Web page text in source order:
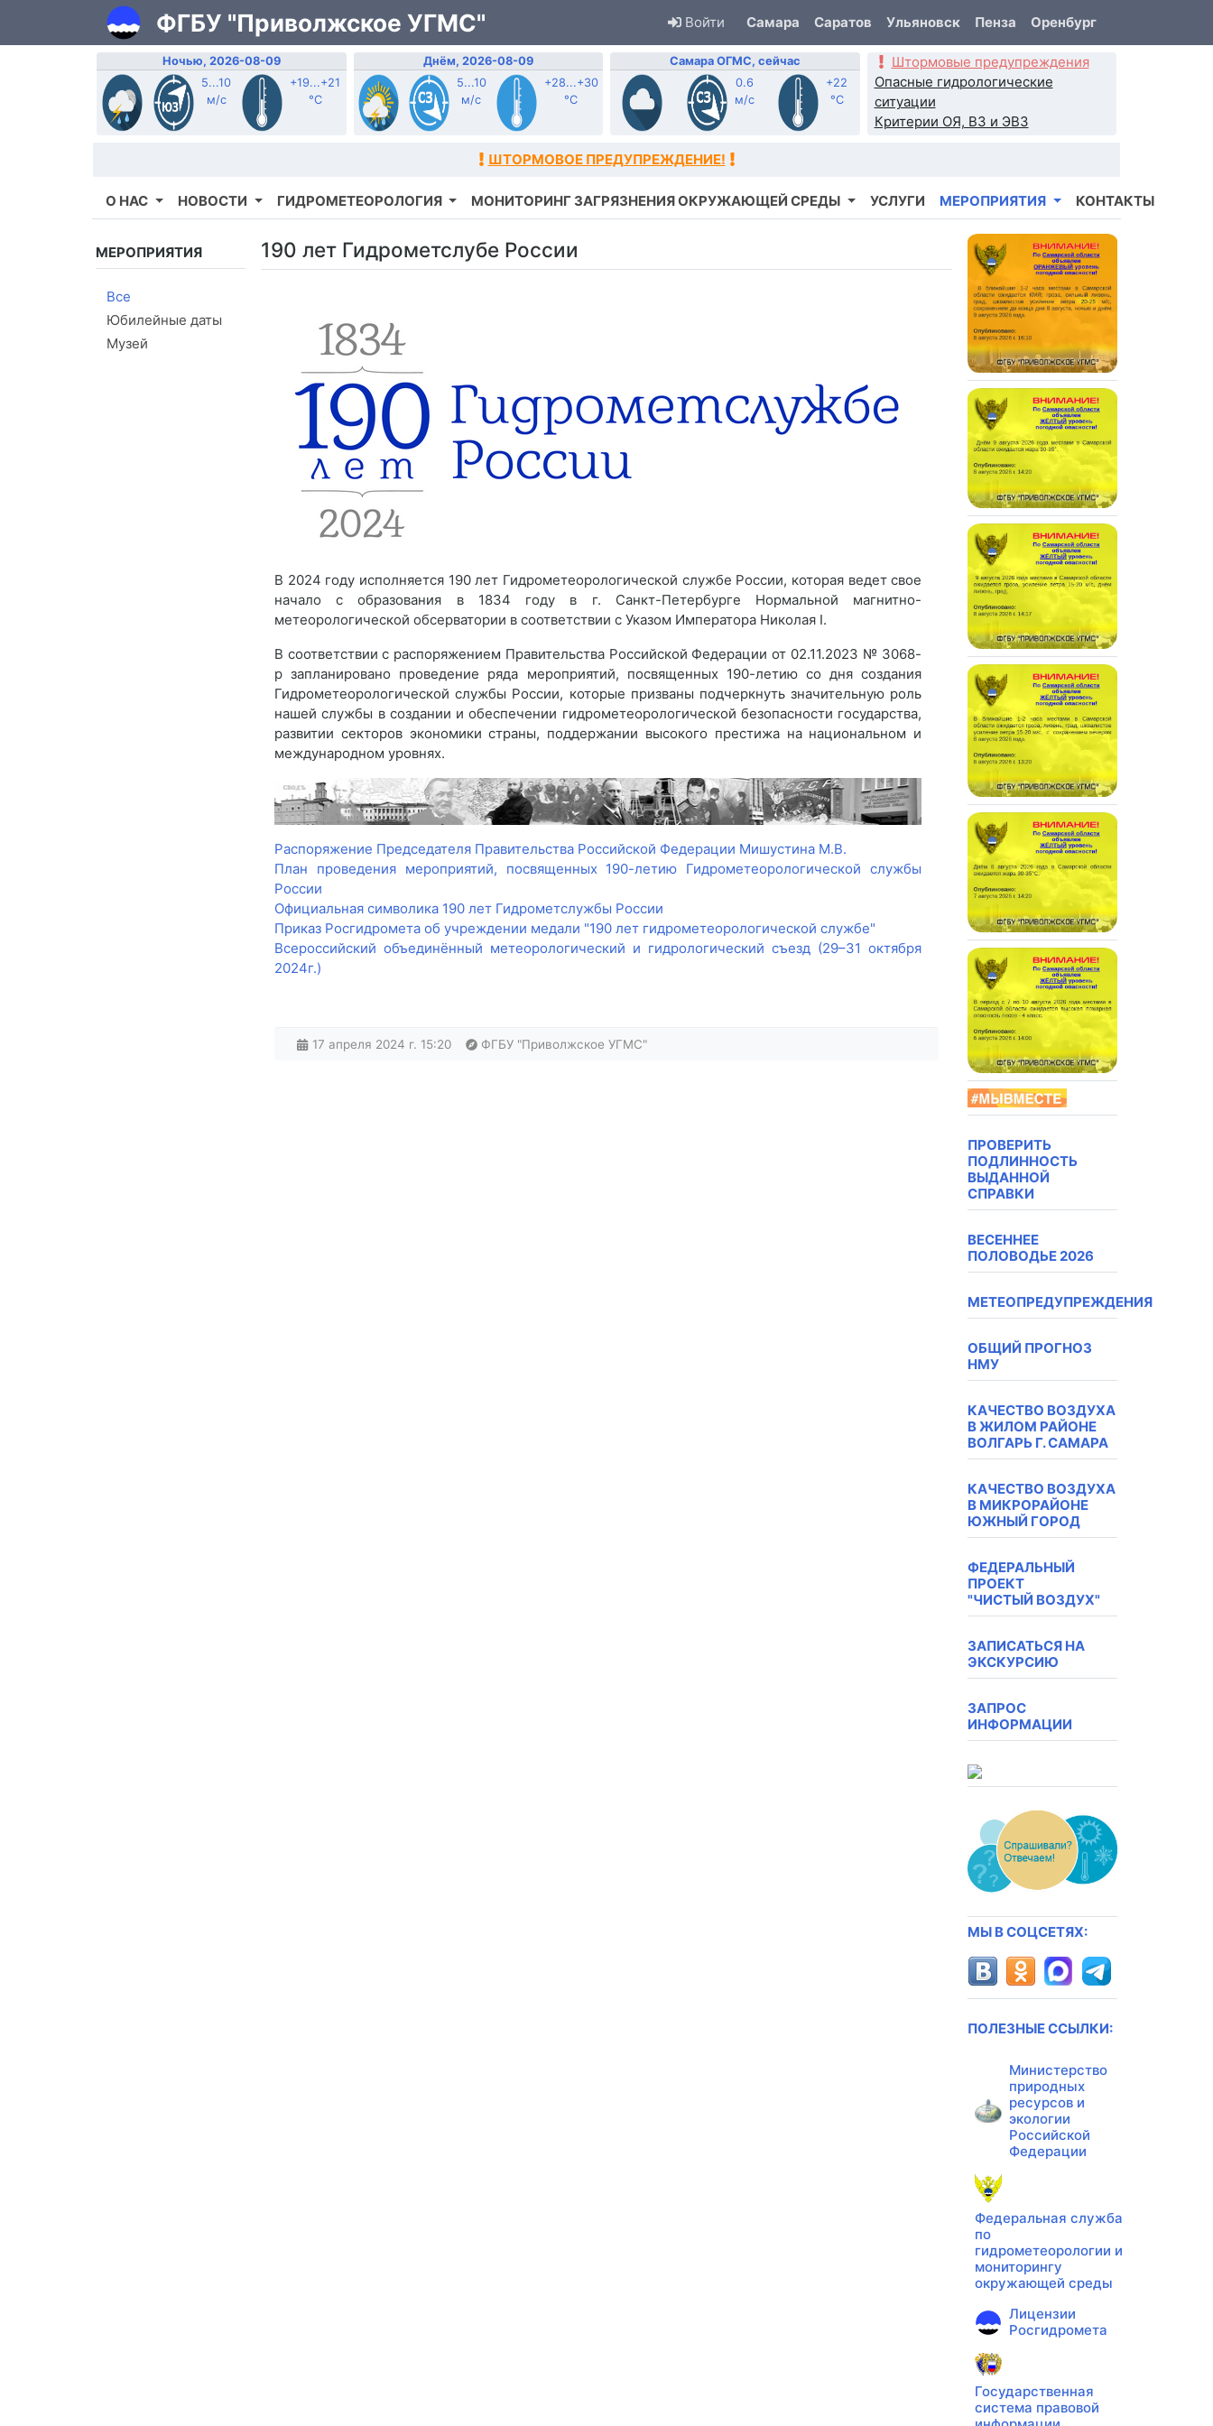
ФГБУ "Приволжское УГМС" Войти Самара Саратов Ульяновск Пенза Оренбург
Ночью, 2026-08-09
5...10
м/с
+19...+21
°C
Днём, 2026-08-09
5...10
м/с
+28...+30
°C
Самара ОГМС, сейчас
0.6
м/с
+22
°C
Штормовые предупреждения
Опасные гидрологические
ситуации
Критерии ОЯ, ВЗ и ЭВЗ
ШТОРМОВОЕ ПРЕДУПРЕЖДЕНИЕ!
О НАС НОВОСТИ ГИДРОМЕТЕОРОЛОГИЯ МОНИТОРИНГ ЗАГРЯЗНЕНИЯ ОКРУЖАЮЩЕЙ СРЕДЫ УСЛУГИ МЕРОПРИЯТИЯ КОНТАКТЫ
МЕРОПРИЯТИЯ
Все
Юбилейные даты
Музей
190 лет Гидрометслубе России
В 2024 году исполняется 190 лет Гидрометеорологической службе России, которая ведет свое
начало с образования в 1834 году в г. Санкт-Петербурге Нормальной магнитно-
метеорологической обсерватории в соответствии с Указом Императора Николая I.
В соответствии с распоряжением Правительства Российской Федерации от 02.11.2023 № 3068-
р запланировано проведение ряда мероприятий, посвященных 190-летию со дня создания
Гидрометеорологической службы России, которые призваны подчеркнуть значительную роль
нашей службы в создании и обеспечении гидрометеорологической безопасности государства,
развитии секторов экономики страны, поддержании высокого престижа на национальном и
международном уровнях.
Распоряжение Председателя Правительства Российской Федерации Мишустина М.В.
План проведения мероприятий, посвященных 190-летию Гидрометеорологической службы
России
Официальная символика 190 лет Гидрометслужбы России
Приказ Росгидромета об учреждении медали "190 лет гидрометеорологической службе"
Всероссийский объединённый метеорологический и гидрологический съезд (29–31 октября
2024г.)
17 апреля 2024 г. 15:20 ФГБУ "Приволжское УГМС"
ПРОВЕРИТЬ
ПОДЛИННОСТЬ
ВЫДАННОЙ
СПРАВКИ
ВЕСЕННЕЕ
ПОЛОВОДЬЕ 2026
МЕТЕОПРЕДУПРЕЖДЕНИЯ
ОБЩИЙ ПРОГНОЗ
НМУ
КАЧЕСТВО ВОЗДУХА
В ЖИЛОМ РАЙОНЕ
ВОЛГАРЬ Г. САМАРА
КАЧЕСТВО ВОЗДУХА
В МИКРОРАЙОНЕ
ЮЖНЫЙ ГОРОД
ФЕДЕРАЛЬНЫЙ
ПРОЕКТ
"ЧИСТЫЙ ВОЗДУХ"
ЗАПИСАТЬСЯ НА
ЭКСКУРСИЮ
ЗАПРОС
ИНФОРМАЦИИ
МЫ В СОЦСЕТЯХ:
ПОЛЕЗНЫЕ ССЫЛКИ:
Министерство
природных
ресурсов и
экологии
Российской
Федерации
Федеральная служба
по
гидрометеорологии и
мониторингу
окружающей среды
Лицензии
Росгидромета
Государственная
система правовой